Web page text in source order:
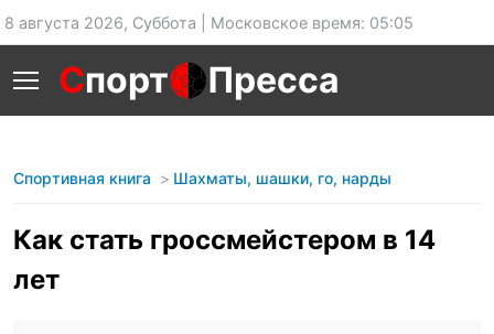
8 августа 2026, Суббота | Московское время: 05:05
Спорт Пресса
Спортивная книга Шахматы, шашки, го, нарды
Как стать гроссмейстером в 14
лет